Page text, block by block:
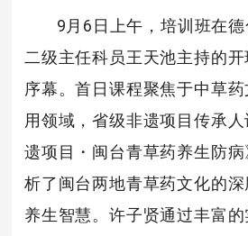
9月6日上午，培训班在
二级主任科员王天池主持的
序幕。首日课程聚焦于中草
用领域，省级非遗项目传承
遗项目・闽台青草药养生防
析了闽台两地青草药文化的
养生智慧。许子贤通过丰富